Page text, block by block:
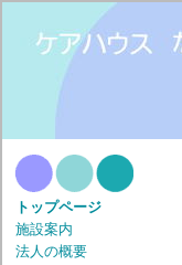
トップページ
施設案内
法人の概要